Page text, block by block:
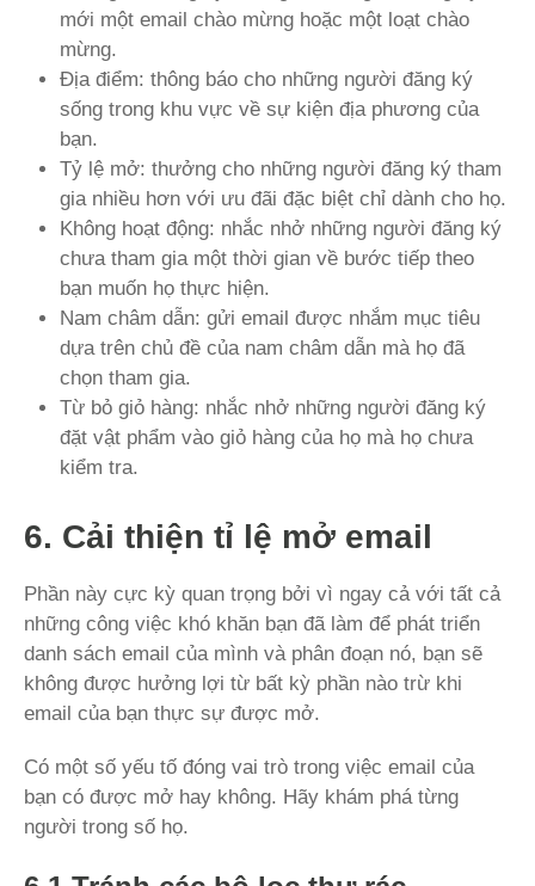
mới một email chào mừng hoặc một loạt chào
mừng.
Địa điểm: thông báo cho những người đăng ký
sống trong khu vực về sự kiện địa phương của
bạn.
Tỷ lệ mở: thưởng cho những người đăng ký tham
gia nhiều hơn với ưu đãi đặc biệt chỉ dành cho họ.
Không hoạt động: nhắc nhở những người đăng ký
chưa tham gia một thời gian về bước tiếp theo
bạn muốn họ thực hiện.
Nam châm dẫn: gửi email được nhắm mục tiêu
dựa trên chủ đề của nam châm dẫn mà họ đã
chọn tham gia.
Từ bỏ giỏ hàng: nhắc nhở những người đăng ký
đặt vật phẩm vào giỏ hàng của họ mà họ chưa
kiểm tra.
6. Cải thiện tỉ lệ mở email
Phần này cực kỳ quan trọng bởi vì ngay cả với tất cả
những công việc khó khăn bạn đã làm để phát triển
danh sách email của mình và phân đoạn nó, bạn sẽ
không được hưởng lợi từ bất kỳ phần nào trừ khi
email của bạn thực sự được mở.
Có một số yếu tố đóng vai trò trong việc email của
bạn có được mở hay không. Hãy khám phá từng
người trong số họ.